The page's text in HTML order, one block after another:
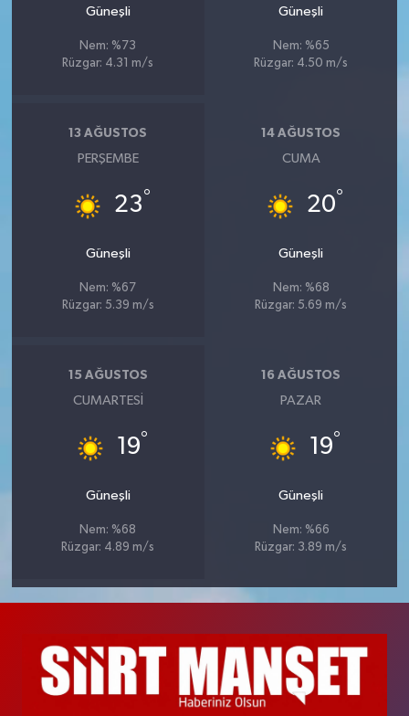
Güneşli
Nem: %73
Rüzgar: 4.31 m/s
Güneşli
Nem: %65
Rüzgar: 4.50 m/s
13 AĞUSTOS
PERŞEMBE
23°
Güneşli
Nem: %67
Rüzgar: 5.39 m/s
14 AĞUSTOS
CUMA
20°
Güneşli
Nem: %68
Rüzgar: 5.69 m/s
15 AĞUSTOS
CUMARTESI
19°
Güneşli
Nem: %68
Rüzgar: 4.89 m/s
16 AĞUSTOS
PAZAR
19°
Güneşli
Nem: %66
Rüzgar: 3.89 m/s